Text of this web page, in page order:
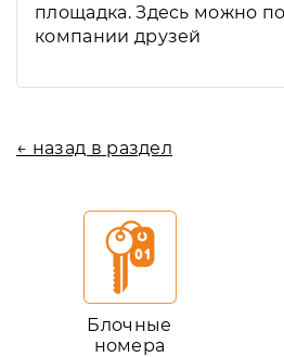
площадка. Здесь можно
компании друзей
← назад в раздел
Блочные
номера